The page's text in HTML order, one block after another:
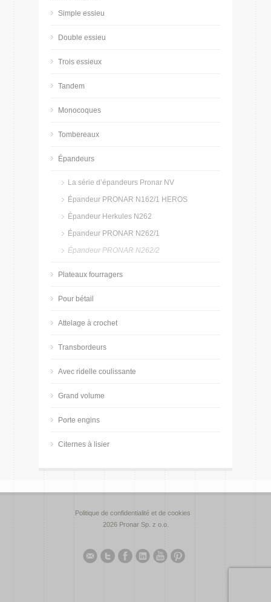
Simple essieu
Double essieu
Trois essieux
Tandem
Monocoques
Tombereaux
Épandeurs
La série d’épandeurs Pronar NV
Épandeur PRONAR N162/1 HEROS
Épandeur Herkules N262
Épandeur PRONAR N262/1
Épandeur PRONAR N262/2
Plateaux fourragers
Pour bétail
Attelage à crochet
Transbordeurs
Avec ridelle coulissante
Grand volume
Porte engins
Citernes à lisier
Politique de confidentialité et de cookies
2026 Pronar Sp. z o.o.